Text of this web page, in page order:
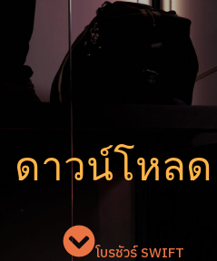
ดาวน์โหลด
โบรชัวร์ SWIFT